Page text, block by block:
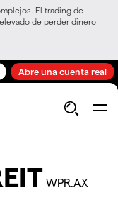
El trading de
de perder dinero
Abre una cuenta real
WPR.AX